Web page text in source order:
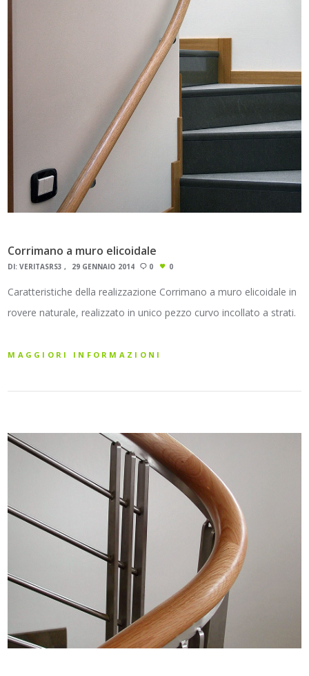
Corrimano a muro elicoidale
DI:VERITASRS3 29 GENNAIO 2014 0 0
Caratteristiche della realizzazione Corrimano a muro elicoidale in
rovere naturale, realizzato in unico pezzo curvo incollato a strati.
MAGGIORI INFORMAZIONI